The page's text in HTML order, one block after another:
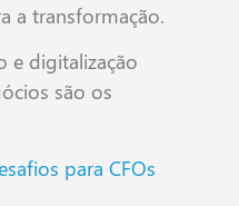
a transformação.
e digitalização
são os
para CFOs